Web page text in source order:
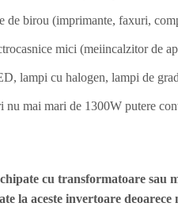
de birou (imprimante, faxuri,
mici (meiincalzitor de
lampi cu halogen, lampi de
nu mai mari de 1300W putere
cu transformatoare
la aceste invertoare